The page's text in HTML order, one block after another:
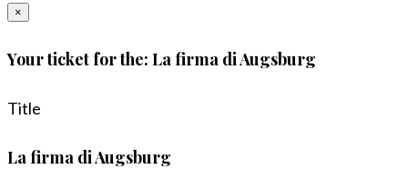
×
Your ticket for the: La firma di Augsburg
Title
La firma di Augsburg